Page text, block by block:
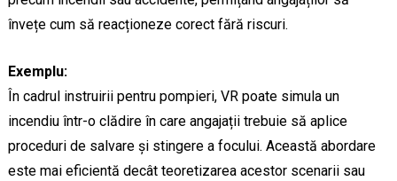
învețe cum să reacționeze corect fără riscuri.
Exemplu:
În cadrul instruirii pentru pompieri, VR poate simula un
incendiu într-o clădire în care angajații trebuie să aplice
proceduri de salvare și stingere a focului. Această abordare
este mai eficientă decât teoretizarea acestor scenarii sau